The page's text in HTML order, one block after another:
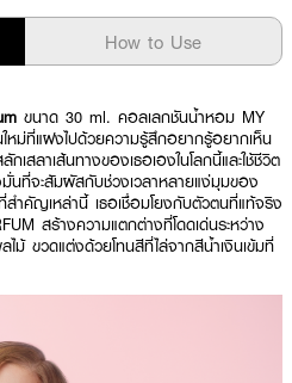
How to Use
ขนาด 30 ml. คอลเลกชันน้ำหอม MY
หม่ที่แฝงไปด้วยความรู้สึกอยากรู้อยากเห็น
ลาเส้นทางของเธอเองในโลกนี้และใช้ชีวิต
ที่จะสัมผัสกับช่วงเวลาหลายแง่มุมของ
ำคัญเหล่านี้ เธอเชื่อมโยงกับตัวตนที่แท้จริง
สร้างความแตกต่างที่โดดเด่นระหว่าง
ม้ ขวดแต่งด้วยโทนสีที่ไล่จากสีน้ำเงินเข้มที่